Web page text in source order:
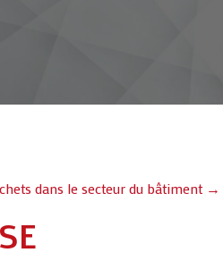
dans le secteur du bâtiment →